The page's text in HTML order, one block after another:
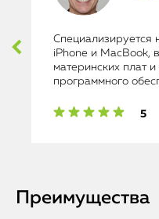
Специализируется
iPhone и MacBook,
материнских плат и
программного
5
Преимущества